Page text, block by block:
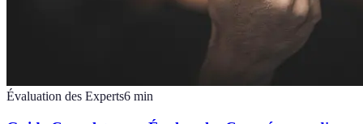
Évaluation des Experts6 min